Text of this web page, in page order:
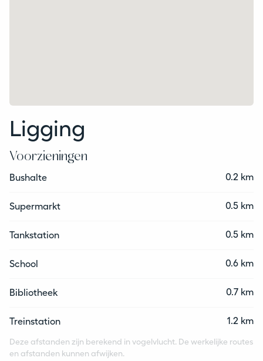
Ligging
Voorzieningen
Bushalte 0.2 km
Supermarkt 0.5 km
Tankstation 0.5 km
School 0.6 km
Bibliotheek 0.7 km
Treinstation 1.2 km
Deze afstanden zijn berekend in vogelvlucht. De werkelijke routes
en afstanden kunnen afwijken.